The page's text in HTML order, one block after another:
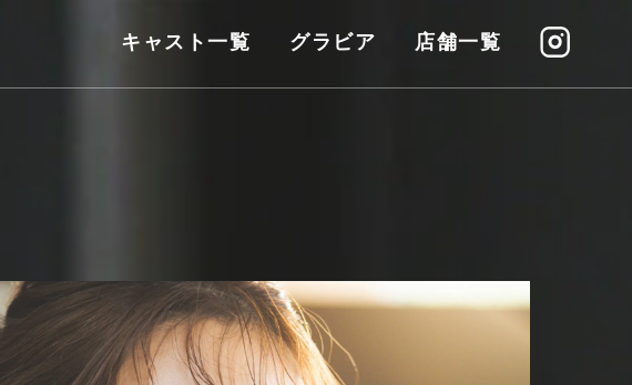
キャスト一覧 グラビア 店舗一覧